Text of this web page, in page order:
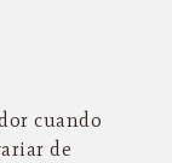
cuando
de